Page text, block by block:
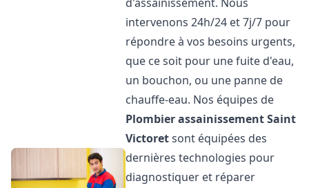
intervenons 24h/24 et 7j/7 pour
répondre à vos besoins urgents,
que ce soit pour une fuite d'eau,
un bouchon, ou une panne de
chauffe-eau. Nos équipes de
Plombier assainissementSaint
Victoretsont équipées des
dernières technologies pour
diagnostiquer et réparer